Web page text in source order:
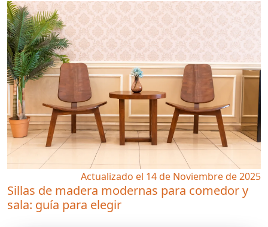
Actualizado el 14 de Noviembre de 2025
Sillas de madera modernas para comedor y
sala: guía para elegir